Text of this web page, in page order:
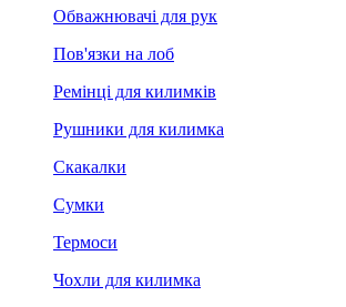
Обважнювачі для рук
Пов'язки на лоб
Ремінці для килимків
Рушники для килимка
Скакалки
Сумки
Термоси
Чохли для килимка